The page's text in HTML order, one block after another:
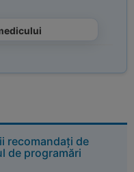
recomandați de
de programări